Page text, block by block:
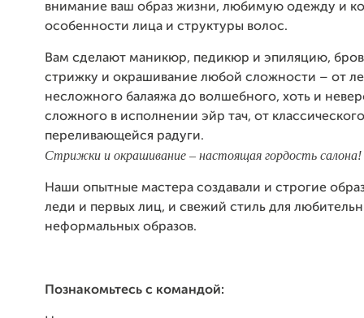
внимание ваш образ жизни, любимую одежду и
особенности лица и структуры волос.
Вам сделают маникюр, педикюр и эпиляцию,
стрижку и окрашивание любой сложности – от
несложного балаяжа до волшебного, хоть и
сложного в исполнении эйр тач, от
переливающейся радуги.
Стрижки и окрашивание – настоящая гордость салона!
Наши опытные мастера создавали и строгие
леди и первых лиц, и свежий стиль для
неформальных образов.
Познакомьтесь с командой: